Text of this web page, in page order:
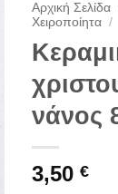
Αρχική Σελίδα
Χειροποίητα /
νάνος
3,50 €